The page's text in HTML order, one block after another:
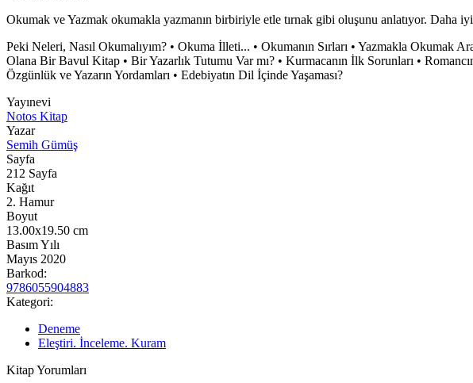
Okumak ve Yazmak okumakla yazmanın birbiriyle etle tırnak gibi oluşunu anlatıyor. Daha
Peki Neleri, Nasıl Okumalıyım? • Okuma İlleti... • Okumanın Sırları • Yazmakla Okumak
Olana Bir Bavul Kitap • Bir Yazarlık Tutumu Var mı? • Kurmacanın İlk Sorunları •
Özgünlük ve Yazarın Yordamları • Edebiyatın Dil İçinde Yaşaması?
Yayınevi
Notos Kitap
Yazar
Semih Gümüş
Sayfa
212 Sayfa
Kağıt
2. Hamur
Boyut
13.00x19.50 cm
Basım Yılı
Mayıs 2020
Barkod:
9786055904883
Kategori:
Deneme
Eleştiri. İnceleme. Kuram
Kitap Yorumları